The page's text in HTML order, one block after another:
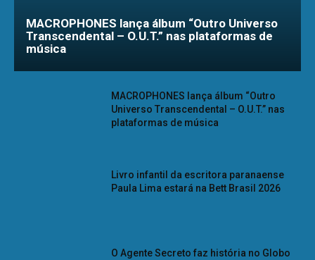
MACROPHONES lança álbum “Outro Universo
Transcendental – O.U.T.” nas plataformas de
música
MACROPHONES lança álbum “Outro
Universo Transcendental – O.U.T.” nas
plataformas de música
Livro infantil da escritora paranaense
Paula Lima estará na Bett Brasil 2026
O Agente Secreto faz história no Globo